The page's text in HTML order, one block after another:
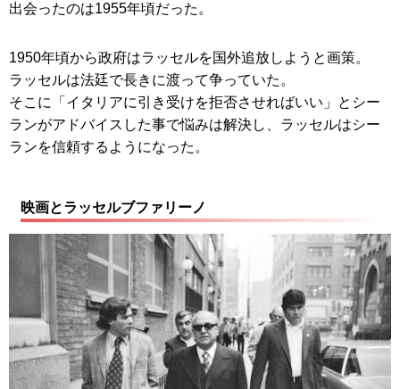
出会ったのは1955年頃だった。
1950年頃から政府はラッセルを国外追放しようと画策。
ラッセルは法廷で長きに渡って争っていた。
そこに「イタリアに引き受けを拒否させればいい」とシー
ランがアドバイスした事で悩みは解決し、ラッセルはシー
ランを信頼するようになった。
映画とラッセルブファリーノ